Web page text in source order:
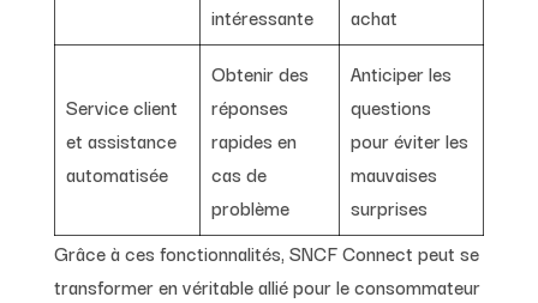
intéressante
achat
Service client
et assistance
automatisée
Obtenir des
réponses
rapides en
cas de
problème
Anticiper les
questions
pour éviter les
mauvaises
surprises
Grâce à ces fonctionnalités, SNCF Connect peut se
transformer en véritable allié pour le consommateur